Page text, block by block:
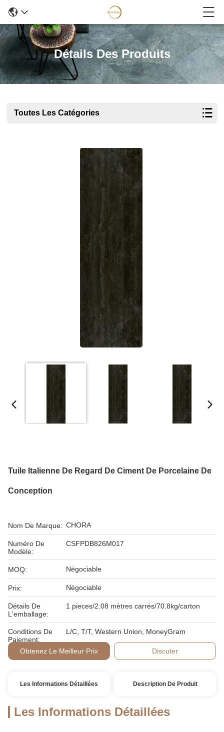
Détails Des Produits
Toutes Les Catégories
Tuile Italienne De Regard De Ciment De Porcelaine De
Conception
Nom De Marque: CHORA
Numéro De
Modèle:
CSFPDB826M017
MOQ: Négociable
Prix: Négociable
Détails De
L'emballage:
1 pieces/2.08 mètres carrés/70.8kg/carton
Conditions De
Paiement:
L/C, T/T, Western Union, MoneyGram
Obtenez Le Meilleur Prix Discuter
Les Informations Détaillées Description De Produit
Les Informations Détaillées